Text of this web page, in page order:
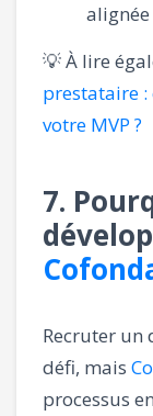
💡 À lire
prestataire
votre MVP ?
7.
Recruter un
défi, mais
processus